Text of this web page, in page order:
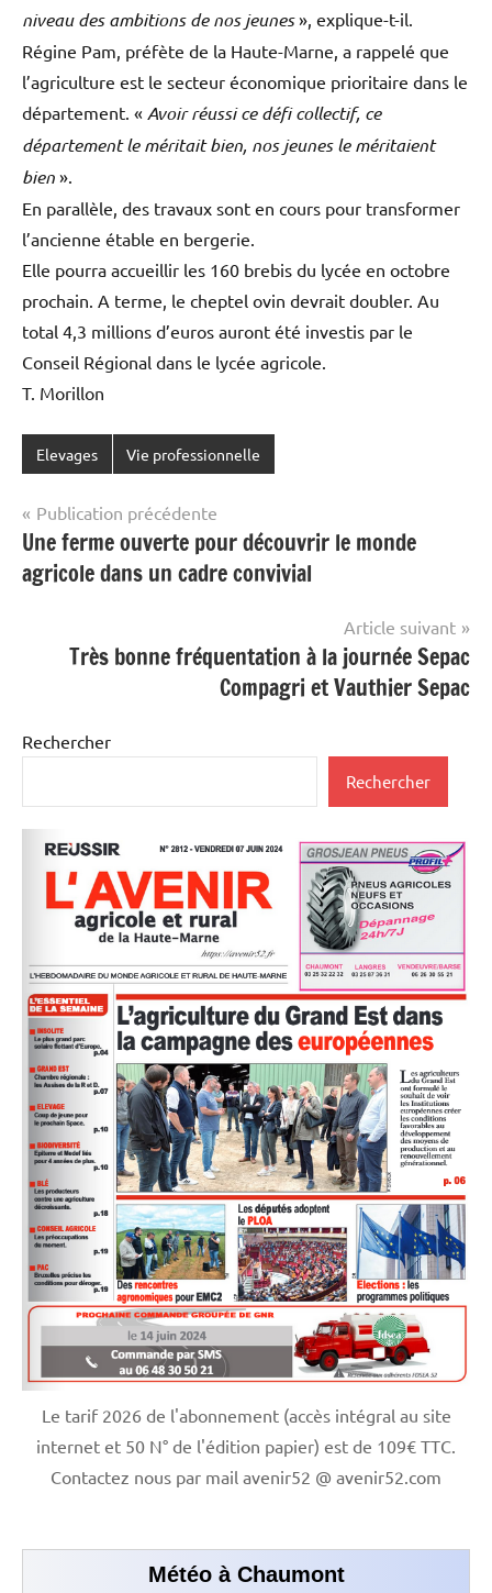
niveau des ambitions de nos jeunes», explique-t-il.
Régine Pam, préfète de la Haute-Marne, a rappelé que
l’agriculture est le secteur économique prioritaire dans le
département. « Avoir réussi ce défi collectif, ce
département le méritait bien, nos jeunes le méritaient
bien ».
En parallèle, des travaux sont en cours pour transformer
l’ancienne étable en bergerie.
Elle pourra accueillir les 160 brebis du lycée en octobre
prochain. A terme, le cheptel ovin devrait doubler. Au
total 4,3 millions d’euros auront été investis par le
Conseil Régional dans le lycée agricole.
T. Morillon
Elevages Vie professionnelle
Navigation
de
l’article
Publication précédente
Une ferme ouverte pour découvrir le monde
agricole dans un cadre convivial
Article suivant
Très bonne fréquentation à la journée Sepac
Compagri et Vauthier Sepac
Rechercher
Rechercher
Le tarif 2026 de l'abonnement (accès intégral au site
internet et 50 N° de l'édition papier) est de 109€ TTC.
Contactez nous par mail avenir52 @ avenir52.com
Météo à Chaumont